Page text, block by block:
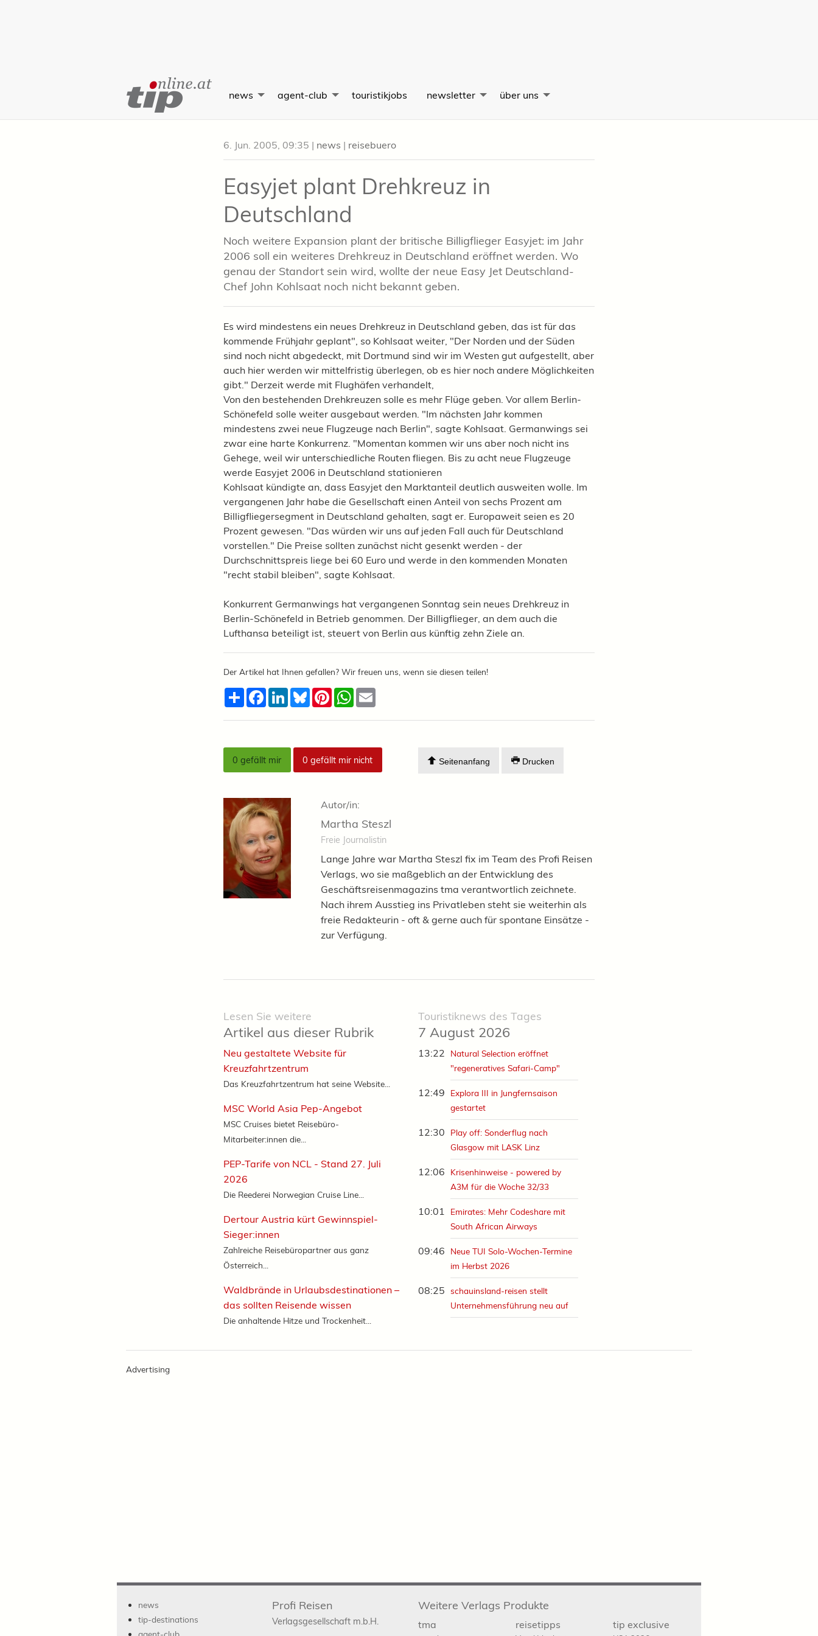
Content
news agent-club touristikjobs newsletter über uns
6. Jun. 2005, 09:35 | news | reisebuero
Easyjet plant Drehkreuz in
Deutschland
Noch weitere Expansion plant der britische Billigflieger Easyjet: im Jahr
2006 soll ein weiteres Drehkreuz in Deutschland eröffnet werden. Wo
genau der Standort sein wird, wollte der neue Easy Jet Deutschland-
Chef John Kohlsaat noch nicht bekannt geben.
Es wird mindestens ein neues Drehkreuz in Deutschland geben, das ist für das
kommende Frühjahr geplant", so Kohlsaat weiter, "Der Norden und der Süden
sind noch nicht abgedeckt, mit Dortmund sind wir im Westen gut aufgestellt, aber
auch hier werden wir mittelfristig überlegen, ob es hier noch andere Möglichkeiten
gibt." Derzeit werde mit Flughäfen verhandelt,
Von den bestehenden Drehkreuzen solle es mehr Flüge geben. Vor allem Berlin-
Schönefeld solle weiter ausgebaut werden. "Im nächsten Jahr kommen
mindestens zwei neue Flugzeuge nach Berlin", sagte Kohlsaat. Germanwings sei
zwar eine harte Konkurrenz. "Momentan kommen wir uns aber noch nicht ins
Gehege, weil wir unterschiedliche Routen fliegen. Bis zu acht neue Flugzeuge
werde Easyjet 2006 in Deutschland stationieren
Kohlsaat kündigte an, dass Easyjet den Marktanteil deutlich ausweiten wolle. Im
vergangenen Jahr habe die Gesellschaft einen Anteil von sechs Prozent am
Billigfliegersegment in Deutschland gehalten, sagt er. Europaweit seien es 20
Prozent gewesen. "Das würden wir uns auf jeden Fall auch für Deutschland
vorstellen." Die Preise sollten zunächst nicht gesenkt werden - der
Durchschnittspreis liege bei 60 Euro und werde in den kommenden Monaten
"recht stabil bleiben", sagte Kohlsaat.
Konkurrent Germanwings hat vergangenen Sonntag sein neues Drehkreuz in
Berlin-Schönefeld in Betrieb genommen. Der Billigflieger, an dem auch die
Lufthansa beteiligt ist, steuert von Berlin aus künftig zehn Ziele an.
Der Artikel hat Ihnen gefallen? Wir freuen uns, wenn sie diesen teilen!
TeilenFacebook
LinkedInBlueskyPinterestWhatsApp
0 gefällt mir 0 gefällt mir nicht Seitenanfang Drucken
Autor/in:
Martha Steszl
Freie Journalistin
Lange Jahre war Martha Steszl fix im Team des Profi Reisen
Verlags, wo sie maßgeblich an der Entwicklung des
Geschäftsreisenmagazins tma verantwortlich zeichnete.
Nach ihrem Ausstieg ins Privatleben steht sie weiterhin als
freie Redakteurin - oft & gerne auch für spontane Einsätze -
zur Verfügung.
Touristiknews des Tages
7 August 2026
13:22
Natural Selection eröffnet
"regeneratives Safari-Camp"
12:49
Explora III in Jungfernsaison
gestartet
12:30
Play off: Sonderflug nach
Glasgow mit LASK Linz
12:06
Krisenhinweise - powered by
A3M für die Woche 32/33
10:01
Emirates: Mehr Codeshare mit
South African Airways
09:46
Neue TUI Solo-Wochen-Termine
im Herbst 2026
08:25
schauinsland-reisen stellt
Unternehmensführung neu auf
Lesen Sie weitere
Artikel aus dieser Rubrik
Neu gestaltete Website für
Kreuzfahrtzentrum
Das Kreuzfahrtzentrum hat seine Website...
MSC World Asia Pep-Angebot
MSC Cruises bietet Reisebüro-
Mitarbeiter:innen die...
PEP-Tarife von NCL - Stand 27. Juli
2026
Die Reederei Norwegian Cruise Line...
Dertour Austria kürt Gewinnspiel-
Sieger:innen
Zahlreiche Reisebüropartner aus ganz
Österreich...
Waldbrände in Urlaubsdestinationen –
das sollten Reisende wissen
Die anhaltende Hitze und Trockenheit...
Advertising
news
tip-destinations
Profi Reisen
Verlagsgesellschaft m.b.H.
Weitere Verlags Produkte
tma reisetipps tip exclusive